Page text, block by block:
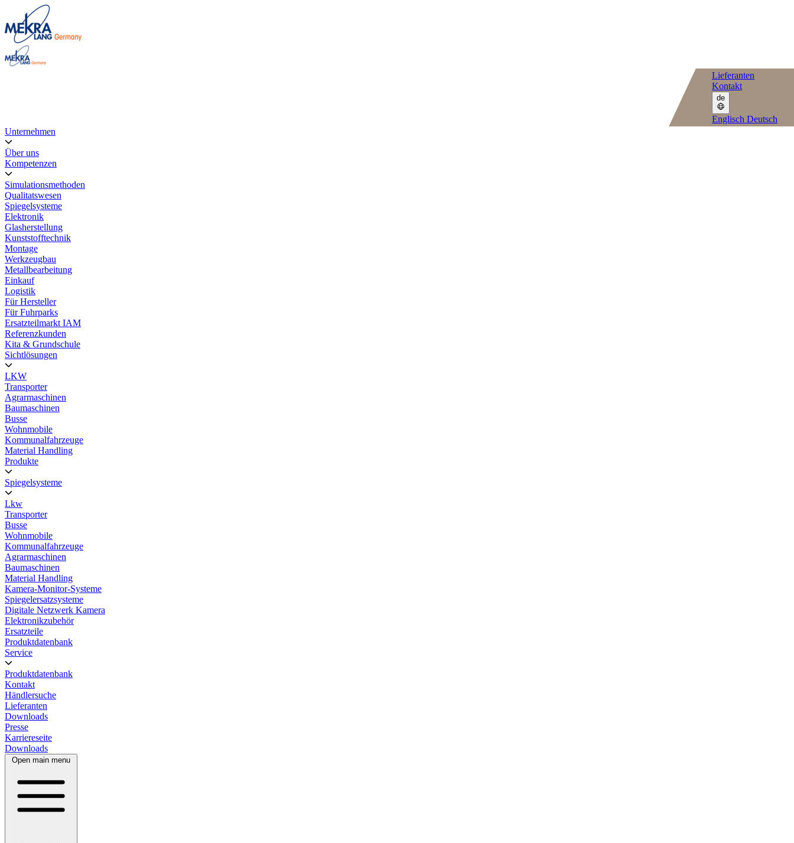
Lieferanten
Kontakt
de
Englisch Deutsch
Unternehmen
Über uns
Kompetenzen
Simulationsmethoden
Qualitatswesen
Spiegelsysteme
Elektronik
Glasherstellung
Kunststofftechnik
Montage
Werkzeugbau
Metallbearbeitung
Einkauf
Logistik
Für Hersteller
Für Fuhrparks
Ersatzteilmarkt IAM
Referenzkunden
Kita & Grundschule
Sichtlösungen
LKW
Transporter
Agrarmaschinen
Baumaschinen
Busse
Wohnmobile
Kommunalfahrzeuge
Material Handling
Produkte
Spiegelsysteme
Lkw
Transporter
Busse
Wohnmobile
Kommunalfahrzeuge
Agrarmaschinen
Baumaschinen
Material Handling
Kamera-Monitor-Systeme
Spiegelersatzsysteme
Digitale Netzwerk Kamera
Elektronikzubehör
Ersatzteile
Produktdatenbank
Service
Produktdatenbank
Kontakt
Händlersuche
Lieferanten
Downloads
Presse
Karriereseite
Downloads
Open main menu